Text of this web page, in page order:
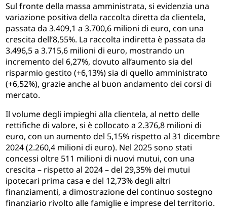
Sul fronte della massa amministrata, si evidenzia una
variazione positiva della raccolta diretta da clientela,
passata da 3.409,1 a 3.700,6 milioni di euro, con una
crescita dell’8,55%. La raccolta indiretta è passata da
3.496,5 a 3.715,6 milioni di euro, mostrando un
incremento del 6,27%, dovuto all’aumento sia del
risparmio gestito (+6,13%) sia di quello amministrato
(+6,52%), grazie anche al buon andamento dei corsi di
mercato.
Il volume degli impieghi alla clientela, al netto delle
rettifiche di valore, si è collocato a 2.376,8 milioni di
euro, con un aumento del 5,15% rispetto al 31 dicembre
2024 (2.260,4 milioni di euro). Nel 2025 sono stati
concessi oltre 511 milioni di nuovi mutui, con una
crescita – rispetto al 2024 – del 29,35% dei mutui
ipotecari prima casa e del 12,73% degli altri
finanziamenti, a dimostrazione del continuo sostegno
finanziario rivolto alle famiglie e imprese del territorio.